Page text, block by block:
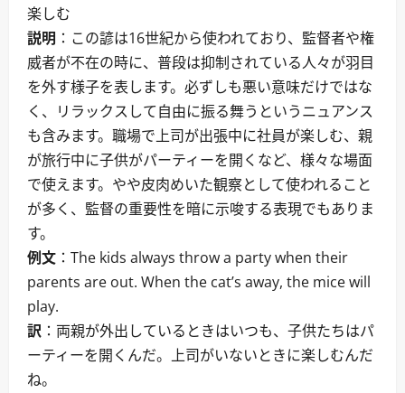
楽しむ
説明 ：この諺は16世紀から使われており、監督者や権
威者が不在の時に、普段は抑制されている人々が羽目
を外す様子を表します。必ずしも悪い意味だけではな
く、リラックスして自由に振る舞うというニュアンス
も含みます。職場で上司が出張中に社員が楽しむ、親
が旅行中に子供がパーティーを開くなど、様々な場面
で使えます。やや皮肉めいた観察として使われること
が多く、監督の重要性を暗に示唆する表現でもありま
す。
例文 ：The kids always throw a party when their
parents are out. When the cat’s away, the mice will
play.
訳 ：両親が外出しているときはいつも、子供たちはパ
ーティーを開くんだ。上司がいないときに楽しむんだ
ね。